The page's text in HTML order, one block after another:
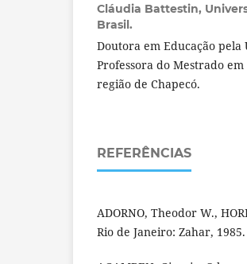
Cláudia Battestin,
Brasil.
Doutora em Educação pela
Professora do Mestrado
região de Chapecó.
REFERÊNCIAS
ADORNO, Theodor W.,
Rio de Janeiro: Zahar, 1985.